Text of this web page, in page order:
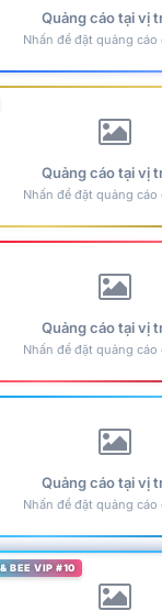
Quảng cáo tại vị
Nhấn để đặt quảng cáo
Quảng cáo tại vị
Nhấn để đặt quảng cáo
Quảng cáo tại vị
Nhấn để đặt quảng cáo
Quảng cáo tại vị
Nhấn để đặt quảng cáo
BEE VIP #10